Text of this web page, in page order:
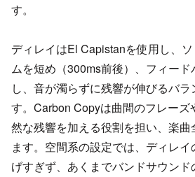
す。
ディレイはEl Capistanを使用し、
ムを短め（300ms前後）、フィー
し、音が濁らずに残響が伸びるバラ
す。Carbon Copyは曲間のフレーズ
然な残響を加える役割を担い、楽
ます。空間系の設定では、ディレ
げすぎず、あくまでバンドサウン